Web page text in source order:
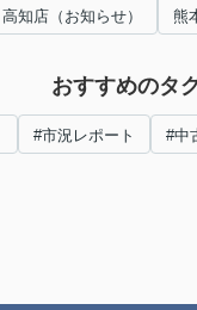
高知店（お知らせ） 熊
おすすめのタ
#市況レポート #中